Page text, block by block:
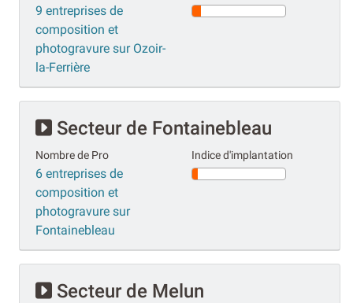
9 entreprises de
composition et
photogravure sur Ozoir-
la-Ferrière
Secteur de Fontainebleau
Nombre de Pro
6 entreprises de
composition et
photogravure sur
Fontainebleau
Indice d'implantation
Secteur de Melun